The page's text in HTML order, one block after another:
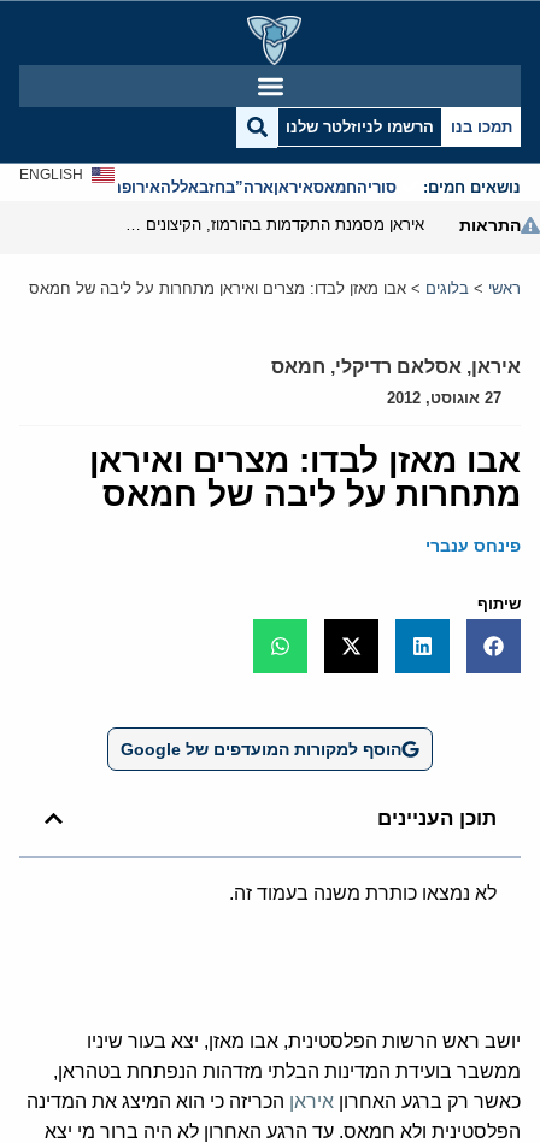
תמכו בנו הרשמו לניוזלטר שלנו
נושאים חמים: סוריהחמאסאיראןארה”בחזבאללהאירופהאנטישמיות
ENGLISH
התראות
ראשי > בלוגים > אבו מאזן לבדו: מצרים ואיראן מתחרות על ליבה של חמאס
איראן, אסלאם רדיקלי, חמאס
27 אוגוסט, 2012
אבו מאזן לבדו: מצרים ואיראן
מתחרות על ליבה של חמאס
פינחס ענברי
שיתוף
הוסף למקורות המועדפים של Google
תוכן העניינים
לא נמצאו כותרת משנה בעמוד זה.
יושב ראש הרשות הפלסטינית, אבו מאזן, יצא בעור שיניו
ממשבר בועידת המדינות הבלתי מזדהות הנפתחת בטהראן,
כאשר רק ברגע האחרון איראן הכריזה כי הוא המיצג את המדינה
הפלסטינית ולא חמאס. עד הרגע האחרון לא היה ברור מי יצא